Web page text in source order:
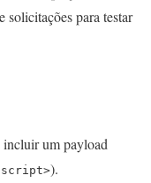
para testar
incluir um payload
).